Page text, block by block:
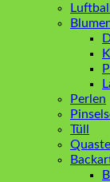
Perlen
Tüll